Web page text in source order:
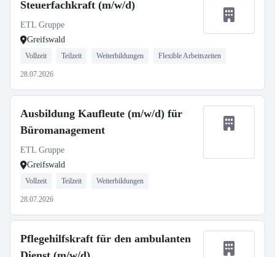
Steuerfachkraft (m/w/d)
ETL Gruppe
Greifswald
Vollzeit Teilzeit Weiterbildungen Flexible Arbeitszeiten
28.07.2026
Ausbildung Kaufleute (m/w/d) für
Büromanagement
ETL Gruppe
Greifswald
Vollzeit Teilzeit Weiterbildungen
28.07.2026
Pflegehilfskraft für den ambulanten